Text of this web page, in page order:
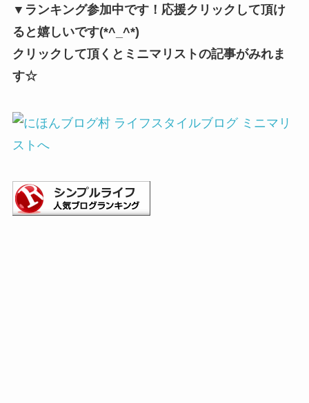
▼ランキング参加中です！応援クリックして頂け
ると嬉しいです(*^_^*)
クリックして頂くとミニマリストの記事がみれま
す☆